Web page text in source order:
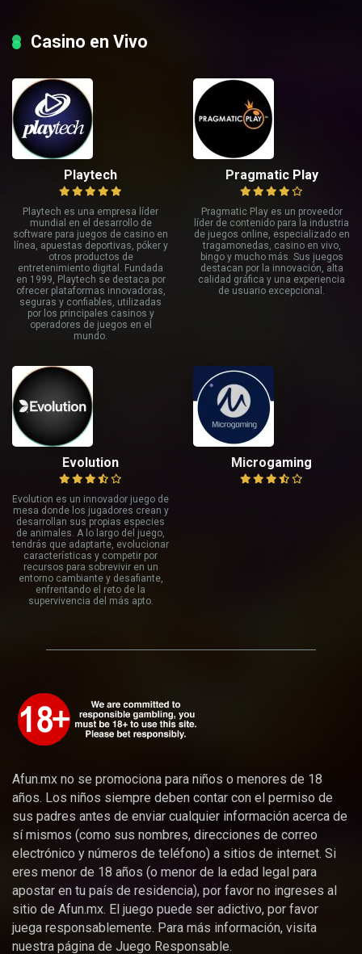
Casino en Vivo
Playtech
Playtech es una empresa líder
mundial en el desarrollo de
software para juegos de casino en
línea, apuestas deportivas, póker y
otros productos de
entretenimiento digital. Fundada
en 1999, Playtech se destaca por
ofrecer plataformas innovadoras,
seguras y confiables, utilizadas
por los principales casinos y
operadores de juegos en el
mundo.
Pragmatic Play
Pragmatic Play es un proveedor
líder de contenido para la industria
de juegos online, especializado en
tragamonedas, casino en vivo,
bingo y mucho más. Sus juegos
destacan por la innovación, alta
calidad gráfica y una experiencia
de usuario excepcional.
Evolution
Evolution es un innovador juego de
mesa donde los jugadores crean y
desarrollan sus propias especies
de animales. A lo largo del juego,
tendrás que adaptarte, evolucionar
características y competir por
recursos para sobrevivir en un
entorno cambiante y desafiante,
enfrentando el reto de la
supervivencia del más apto.
Microgaming
Afun.mx no se promociona para niños o menores de 18
años. Los niños siempre deben contar con el permiso de
sus padres antes de enviar cualquier información acerca de
sí mismos (como sus nombres, direcciones de correo
electrónico y números de teléfono) a sitios de internet. Si
eres menor de 18 años (o menor de la edad legal para
apostar en tu país de residencia), por favor no ingreses al
sitio de Afun.mx. El juego puede ser adictivo, por favor
juega responsablemente. Para más información, visita
nuestra página de Juego Responsable.